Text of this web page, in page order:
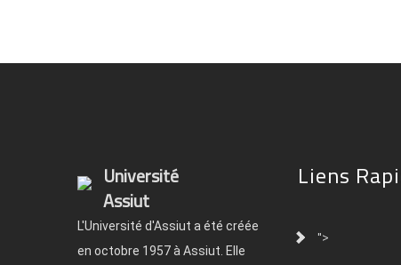
Université
Assiut
L'Université d'Assiut a été créée
en octobre 1957 à Assiut. Elle
Liens
">